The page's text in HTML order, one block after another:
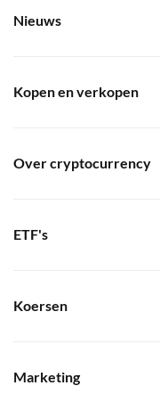
Nieuws
Kopen en verkopen
Over cryptocurrency
ETF's
Koersen
Marketing